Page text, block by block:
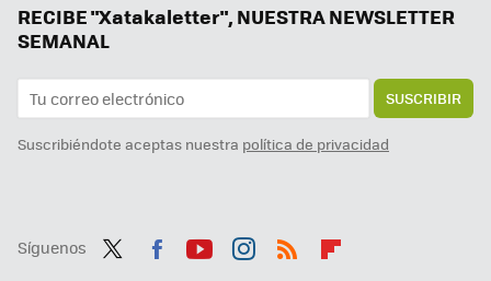
RECIBE "Xatakaletter", NUESTRA NEWSLETTER
SEMANAL
SUSCRIBIR
Suscribiéndote aceptas nuestra política de privacidad
Síguenos